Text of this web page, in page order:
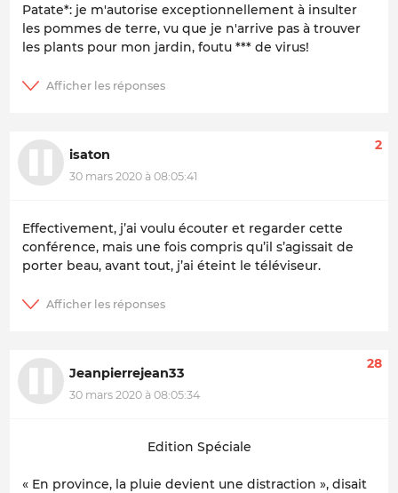
Patate*: je m'autorise exceptionnellement à insulter
les pommes de terre, vu que je n'arrive pas à trouver
les plants pour mon jardin, foutu *** de virus!
isaton
30 mars 2020 à 08:05:41
2
Effectivement, j’ai voulu écouter et regarder cette
conférence, mais une fois compris qu’il s’agissait de
porter beau, avant tout, j’ai éteint le téléviseur.
Jeanpierrejean33
30 mars 2020 à 08:05:34
28
Edition Spéciale
« En province, la pluie devient une distraction », disait